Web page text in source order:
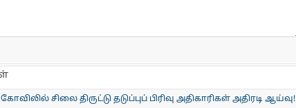
சிலை திருட்டு தடுப்புப் பிரிவு அதிகாரிகள் அதிரடி ஆய்வு!